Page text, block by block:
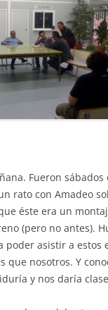
Fueron
rato con Amadeo
éste era un
(pero no antes).
poder asistir a estos
que nosotros. Y
y nos daría